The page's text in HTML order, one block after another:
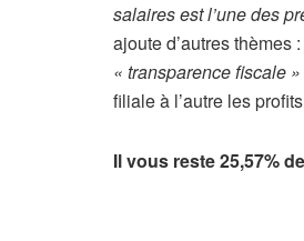
salaires est l’une des
ajoute d’autres
« transparence fiscale »
filiale à l’autre les
Il vous reste 25,57%